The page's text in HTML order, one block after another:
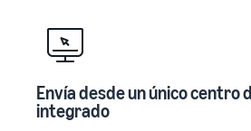
Envía desde un único centro
integrado